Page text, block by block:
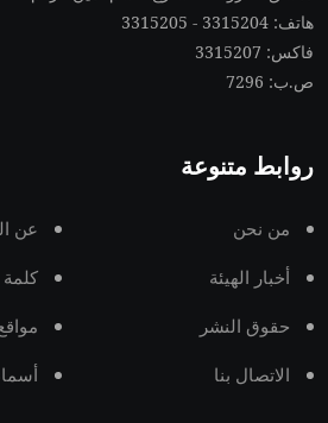
هاتف: 3315204 - 3315205
فاكس: 3315207
ص.ب: 7296
روابط متنوعة
من نحن عن
أخبار الهيئة كلمة
حقوق النشر
الاتصال بنا